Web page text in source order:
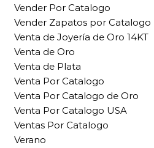
Vender Por Catalogo
Vender Zapatos por Catalogo
Venta de Joyería de Oro 14KT
Venta de Oro
Venta de Plata
Venta Por Catalogo
Venta Por Catalogo de Oro
Venta Por Catalogo USA
Ventas Por Catalogo
Verano